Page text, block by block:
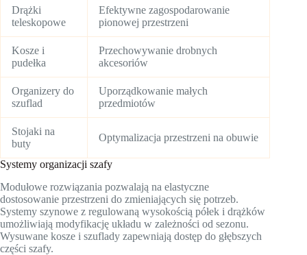
Drążki
teleskopowe
Efektywne zagospodarowanie
pionowej przestrzeni
Kosze i
pudełka
Przechowywanie drobnych
akcesoriów
Organizery do
szuflad
Uporządkowanie małych
przedmiotów
Stojaki na
buty
Optymalizacja przestrzeni na obuwie
Systemy organizacji szafy
Modułowe rozwiązania pozwalają na elastyczne
dostosowanie przestrzeni do zmieniających się potrzeb.
Systemy szynowe z regulowaną wysokością półek i drążków
umożliwiają modyfikację układu w zależności od sezonu.
Wysuwane kosze i szuflady zapewniają dostęp do głębszych
części szafy.